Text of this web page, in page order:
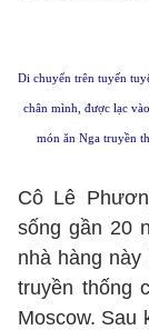
Di chuyển trên tuyến
chân mình, được lạc
món ăn Nga truyền
Cô Lê
sống gần 20
nhà hàng
truyền thống
Moscow. Sau